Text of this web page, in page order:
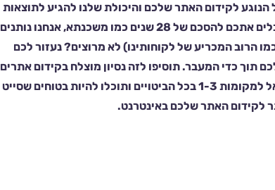
הנוגע לקידום האתר שלכם והיכולת שלנו להגיע לתוצאות
שתהיו סופר מבסוטים מהן. זאת הסיבה שאנחנו לא כובלים אתכם להסכם של 28 שנים כמו משכנתא, אנחנו נותנים
הרוב המכריע של לקוחותינו) לא מרוצים? נעזור לכם
תוך כדי המעבר. תוסיפו לזה נסיון מוצלח בקידום אתרים
ללקוחות סופר תחרותיים כמו ד"ר קליין וסובארו ישראל למקומות 1-3 בכל הביטויים ותוכלו להיות בטוחים שסייט
לקידום האתר שלכם באינטרנט.